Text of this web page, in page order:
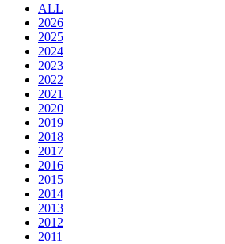
ALL
2026
2025
2024
2023
2022
2021
2020
2019
2018
2017
2016
2015
2014
2013
2012
2011